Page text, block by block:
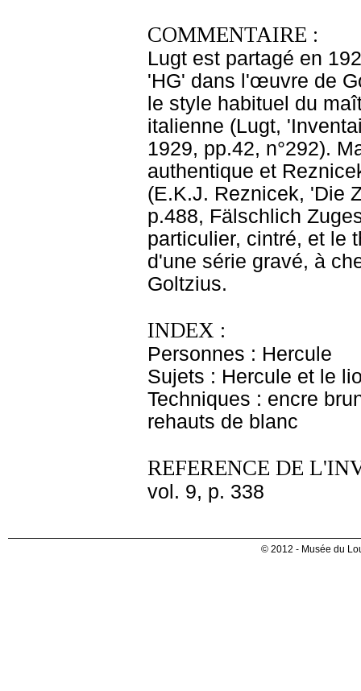
COMMENTAIRE :
Lugt est partagé en
'HG' dans l'œuvre de
le style habituel du
italienne (Lugt,
1929, pp.42, n°292).
authentique et
(E.K.J. Reznicek, 'Die
p.488, Fälschlich
particulier, cintré, et le
d'une série gravé, à
Goltzius.
INDEX :
Personnes : Hercule
Sujets : Hercule et le
Techniques : encre
rehauts de blanc
REFERENCE DE
vol. 9, p. 338
© 2012 - Musée du